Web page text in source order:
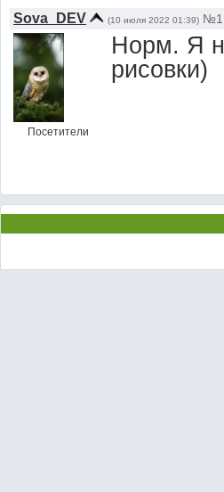
Sova_DEV (10 июля 2022 01:39) №1
Посетители
Норм. Я
рисовки)